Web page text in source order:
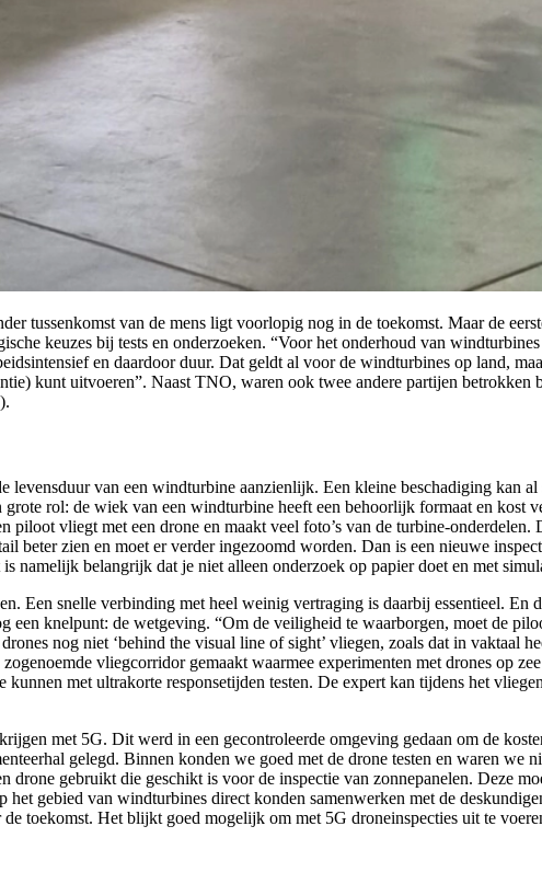
tussenkomst van de mens ligt voorlopig nog in de toekomst. Maar de
keuzes bij tests en onderzoeken. “Voor het onderhoud van
en daardoor duur. Dat geldt al voor de windturbines op land,
kunt uitvoeren”. Naast TNO, waren ook twee andere partijen
levensduur van een windturbine aanzienlijk. Een kleine beschadiging kan
rol: de wiek van een windturbine heeft een behoorlijk formaat en kost
vliegt met een drone en maakt veel foto’s van de turbine-onderdelen.
beter zien en moet er verder ingezoomd worden. Dan is een nieuwe
belangrijk dat je niet alleen onderzoek op papier doet en met
Een snelle verbinding met heel weinig vertraging is daarbij essentieel. En
een knelpunt: de wetgeving. “Om de veiligheid te waarborgen, moet de
nog niet ‘behind the visual line of sight’ vliegen, zoals dat in vaktaal
vliegcorridor gemaakt waarmee experimenten met drones op
met ultrakorte responsetijden testen. De expert kan tijdens het
met 5G. Dit werd in een gecontroleerde omgeving gedaan om de
gelegd. Binnen konden we goed met de drone testen en waren we
gebruikt die geschikt is voor de inspectie van zonnepanelen. Deze
gebied van windturbines direct konden samenwerken met de
toekomst. Het blijkt goed mogelijk om met 5G droneinspecties uit te